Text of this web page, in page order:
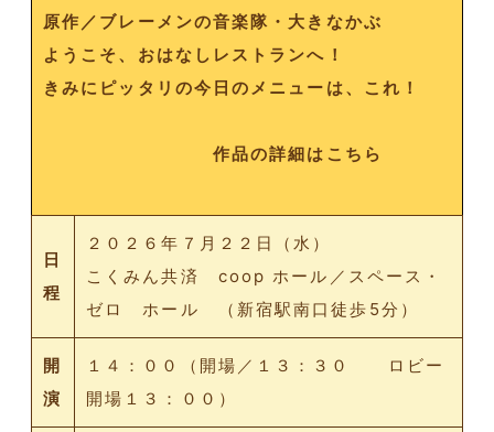
原作／ブレーメンの音楽隊・大きなかぶ
ようこそ、おはなしレストランへ！
きみにピッタリの今日のメニューは、これ！
作品の詳細はこちら
日
程
２０２６年７月２２日（水）
こくみん共済 coop ホール／スペース・
ゼロ ホール （新宿駅南口徒歩5分）
開
演
１４：００（開場／１３：３０ ロビー
開場１３：００）